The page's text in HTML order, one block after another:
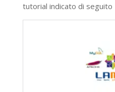
tutorial indicato di seguito